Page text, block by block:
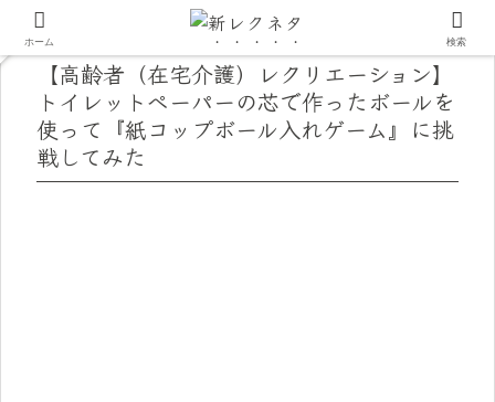
【高齢者（在宅介護）レクリエーション】
トイレットペーパーの芯で作ったボールを
使って『紙コップボール入れゲーム』に挑
戦してみた
ホーム 検索